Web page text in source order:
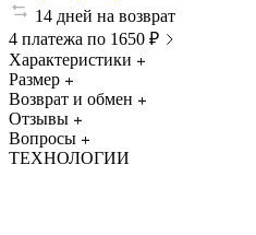
14 дней на возврат
4 платежа по 1650 ₽
Характеристики
Размер
Возврат и обмен
Отзывы
Вопросы
ТЕХНОЛОГИИ